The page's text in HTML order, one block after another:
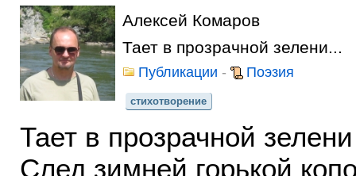
Алексей Комаров
Тает в прозрачной зелени...
Публикации - Поэзия
стихотворение
Тает в прозрачной зелени
След зимней горькой